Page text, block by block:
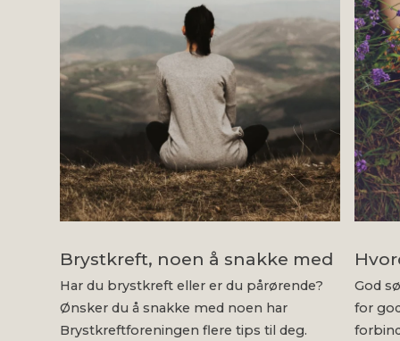
Brystkreft, noen å snakke med
Har du brystkreft eller er du pårørende?
Ønsker du å snakke med noen har
Brystkreftforeningen flere tips til deg.
God
for